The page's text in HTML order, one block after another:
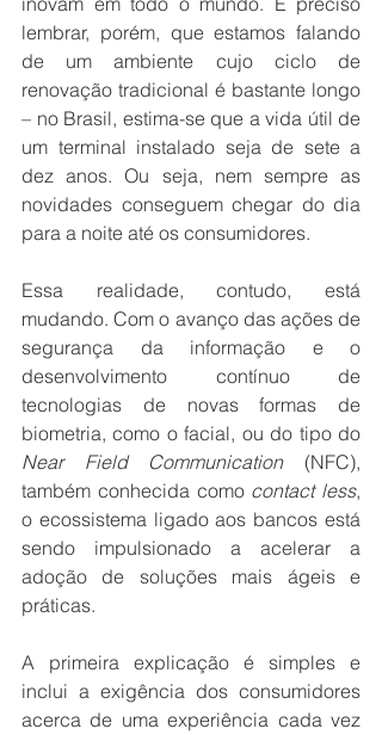
lembrar, porém, que estamos falando
de um ambiente cujo ciclo de
renovação tradicional é bastante longo
– no Brasil, estima-se que a vida útil de
um terminal instalado seja de sete a
dez anos. Ou seja, nem sempre as
novidades conseguem chegar do dia
para a noite até os consumidores.
Essa realidade, contudo, está
mudando. Com o avanço das ações de
segurança da informação e o
desenvolvimento contínuo de
tecnologias de novas formas de
Near Field Communication (NFC),
também conhecida como contact less,
o ecossistema ligado aos bancos está
sendo impulsionado a acelerar a
adoção de soluções mais ágeis e
práticas.
A primeira explicação é simples e
inclui a exigência dos consumidores
acerca de uma experiência cada vez